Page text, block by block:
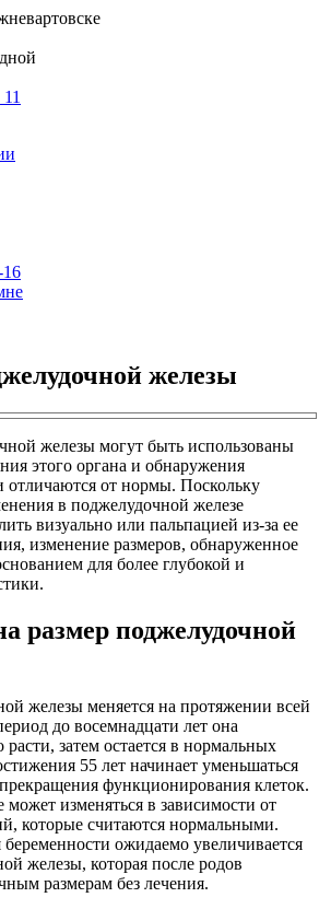
16
железы
железы могут быть использованы
этого органа и обнаружения
отличаются от нормы. Поскольку
в поджелудочной железе
визуально или пальпацией из-за ее
изменение размеров, обнаруженное
для более глубокой и
размер поджелудочной
железы меняется на протяжении всей
до восемнадцати лет она
затем остается в нормальных
55 лет начинает уменьшаться
функционирования клеток.
может изменяться в зависимости от
которые считаются нормальными.
ожидаемо увеличивается
железы, которая после родов
размерам без лечения.